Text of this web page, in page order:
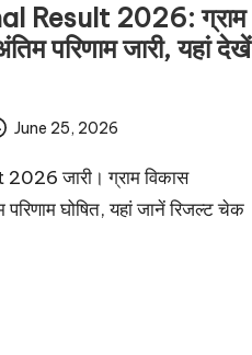
Result 2026: ग्राम
परिणाम जारी, यहां देखें
June 25, 2026
जारी। ग्राम विकास
घोषित, यहां जानें रिजल्ट चेक